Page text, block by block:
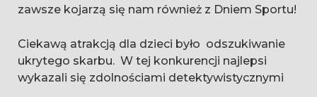
zawsze kojarzą się nam również z Dniem Sportu!
Ciekawą atrakcją dla dzieci było odszukiwanie
ukrytego skarbu. W tej konkurencji najlepsi
wykazali się zdolnościami detektywistycznymi